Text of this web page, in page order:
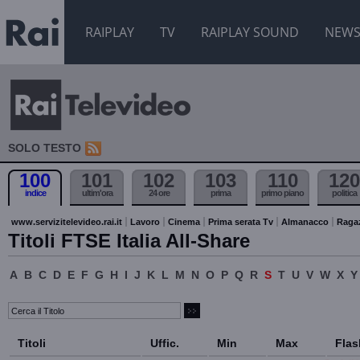
RAIPLAY TV RAIPLAY SOUND NEWS
SOLO TESTO
100
indice
101
ultim'ora
102
24 ore
103
prima
110
primo piano
120
politica
www.servizitelevideo.rai.it Lavoro Cinema Prima serata Tv Almanacco
Titoli FTSE Italia All-Share
A B C D E F G H I J K L M N O P Q R S T U V W X Y
Titoli Uffic. Min Max